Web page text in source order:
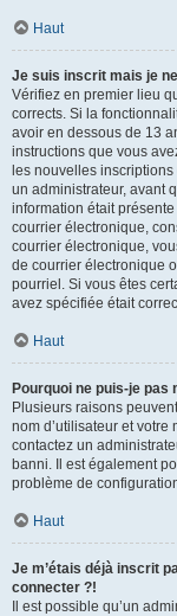
Haut
Je suis inscrit mais je
Vérifiez en premier lieu
corrects. Si la
avoir en dessous de 13
instructions que vous
les nouvelles
un administrateur, avant
information était
courrier électronique,
courrier électronique,
de courrier électronique
pourriel. Si vous êtes
avez spécifiée était
Haut
Pourquoi ne puis-je pas
Plusieurs raisons
nom d’utilisateur et votre
contactez un
banni. Il est également
problème de
Haut
Je m’étais déjà inscrit
connecter ?!
Il est possible qu’un